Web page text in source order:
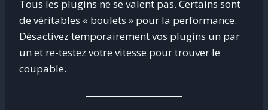
Tous les plugins ne se valent pas. Certains sont
de véritables « boulets » pour la performance.
Désactivez temporairement vos plugins un par
un et re-testez votre vitesse pour trouver le
coupable.